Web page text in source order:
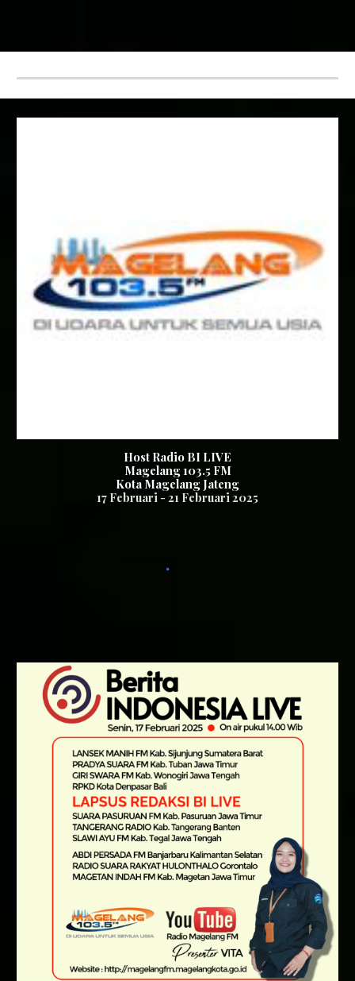
Host Radio BI LIVE
Magelang 103.5FM
Kota Magelang Jateng
17 Februari - 21 Februari 2025